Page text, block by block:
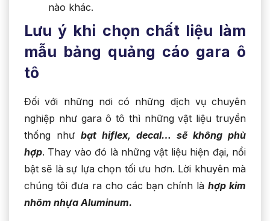
nào khác.
Lưu ý khi chọn chất liệu làm
mẫu bảng quảng cáo gara ô
tô
Đối với những nơi có những dịch vụ chuyên
nghiệp như gara ô tô thì những vật liệu truyền
thống như bạt hiflex, decal… sẽ không phù
hợp. Thay vào đó là những vật liệu hiện đại, nổi
bật sẽ là sự lựa chọn tối ưu hơn. Lời khuyên mà
chúng tôi đưa ra cho các bạn chính làhợp kim
nhôm nhựa Aluminum.